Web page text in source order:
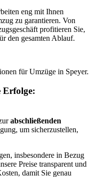
eng mit Ihnen
zu garantieren. Von
profitieren Sie,
den gesamten Ablauf.
für Umzüge in Speyer.
Erfolge:
abschließenden
um sicherzustellen,
insbesondere in Bezug
Preise transparent und
damit Sie genau